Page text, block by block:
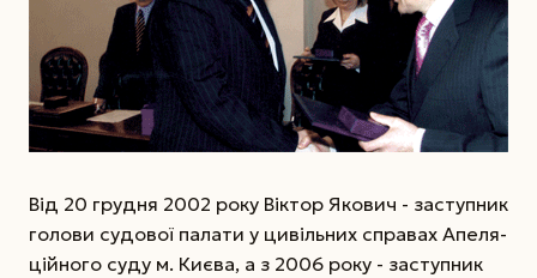
Від 20 грудня 2002 року Віктор Якович - заступник
голови судової палати у цивільних справах Апеля-
ційного суду м. Києва, а з 2006 року - заступник